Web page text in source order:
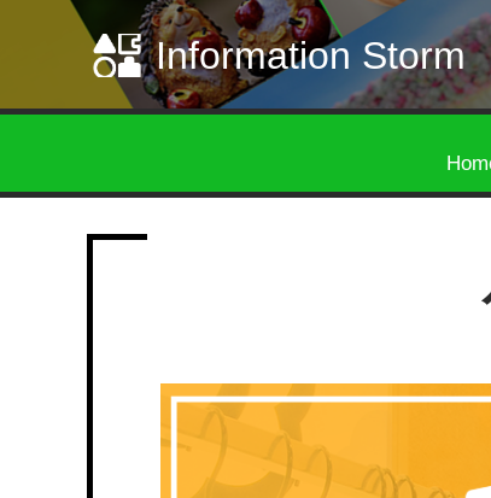
Information Storm